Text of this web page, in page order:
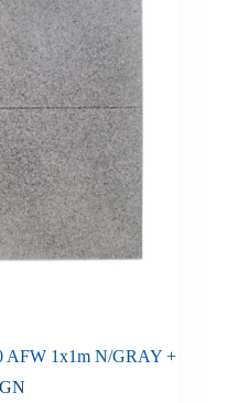
1x1m N/GRAY +